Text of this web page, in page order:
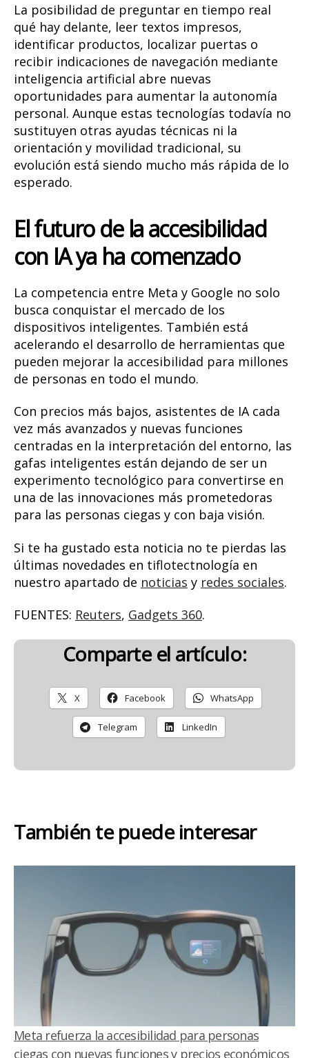
La posibilidad de preguntar en tiempo real
qué hay delante, leer textos impresos,
identificar productos, localizar puertas o
recibir indicaciones de navegación mediante
inteligencia artificial abre nuevas
oportunidades para aumentar la autonomía
personal. Aunque estas tecnologías todavía no
sustituyen otras ayudas técnicas ni la
orientación y movilidad tradicional, su
evolución está siendo mucho más rápida de lo
esperado.
El futuro de la accesibilidad
con IA ya ha comenzado
La competencia entre Meta y Google no solo
busca conquistar el mercado de los
dispositivos inteligentes. También está
acelerando el desarrollo de herramientas que
pueden mejorar la accesibilidad para millones
de personas en todo el mundo.
Con precios más bajos, asistentes de IA cada
vez más avanzados y nuevas funciones
centradas en la interpretación del entorno, las
gafas inteligentes están dejando de ser un
experimento tecnológico para convertirse en
una de las innovaciones más prometedoras
para las personas ciegas y con baja visión.
Si te ha gustado esta noticia no te pierdas las
últimas novedades en tiflotectnología en
nuestro apartado de noticias y redes sociales.
FUENTES: Reuters, Gadgets 360.
Comparte el artículo:
X Facebook WhatsApp
Telegram LinkedIn
También te puede interesar
Meta refuerza la accesibilidad para personas
ciegas con nuevas funciones y precios económicos